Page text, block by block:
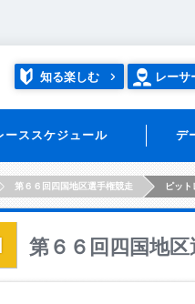
知る楽しむ レーサ
ーススケジュール デ
第６６回四国地区選手権競走 ピッ
第６６回四国地